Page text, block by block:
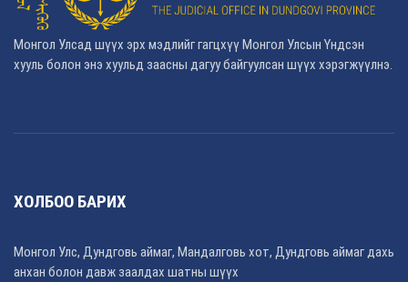
Монгол Улсад шүүх эрх мэдлийг гагцхүү Монгол Улсын Үндсэн
хууль болон энэ хуульд заасны дагуу байгуулсан шүүх хэрэгжүүлнэ.
ХОЛБОО БАРИХ
Монгол Улс, Дундговь аймаг, Мандалговь хот, Дундговь аймаг дахь
анхан болон давж заалдах шатны шүүх